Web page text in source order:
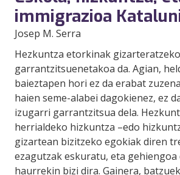
immigrazioa
Josep M. Serra
Hezkuntza etorkinak
garrantzitsuenetakoa da. Agian,
baieztapen hori ez da erabat
haien seme-alabei dagokienez, ez
izugarri garrantzitsua dela.
herrialdeko hizkuntza –edo
gizartean bizitzeko egokiak diren
ezagutzak eskuratu, eta gehiengoa
haurrekin bizi dira. Gainera,